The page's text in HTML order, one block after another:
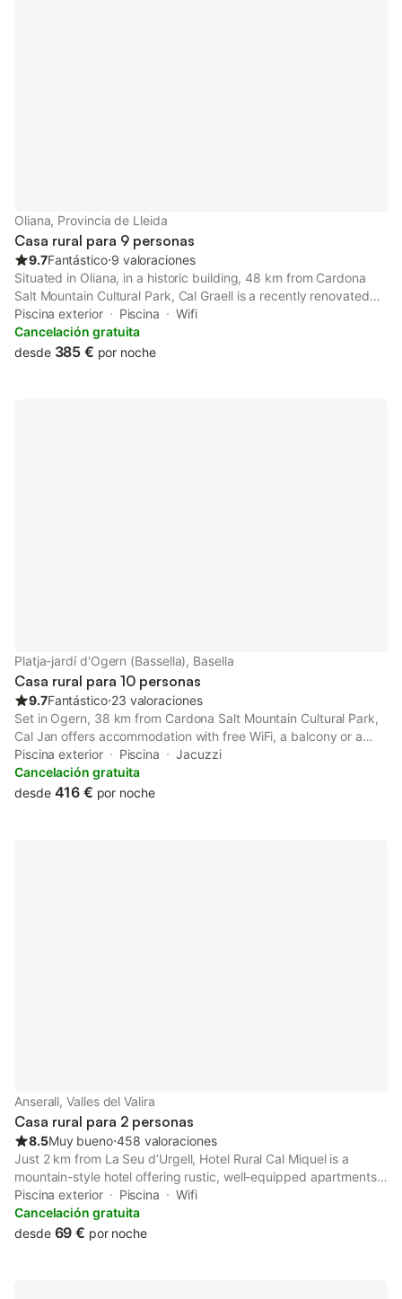
Oliana, Provincia de Lleida
Casa rural para 9 personas
9.7Fantástico⋅9 valoraciones
Situated in Oliana, in a historic building, 48 km from Cardona
Salt Mountain Cultural Park, Cal Graell is a recently renovated
chalet with pool with a view and garden.
Piscina exterior Piscina
Wifi
Cancelación gratuita
desde 385 € por noche
Platja-jardí d'Ogern (Bassella), Basella
Casa rural para 10 personas
9.7Fantástico⋅23 valoraciones
Set in Ogern, 38 km from Cardona Salt Mountain Cultural Park,
Cal Jan offers accommodation with free WiFi, a balcony or a
patio and access to a garden and an outdoor pool. Featuring
room service, this property also provides guests with a picnic
area.
Piscina exterior Piscina
Jacuzzi
Cancelación gratuita
desde 416 € por noche
Anserall, Valles del Valira
Casa rural para 2 personas
8.5Muy bueno⋅458 valoraciones
Just 2 km from La Seu d’Urgell, Hotel Rural Cal Miquel is a
mountain-style hotel offering rustic, well-equipped apartments
and charming rooms. It features its own farm yard, a restaurant
and free Wi-Fi.
Piscina exterior Piscina
Wifi
Cancelación gratuita
desde 69 € por noche